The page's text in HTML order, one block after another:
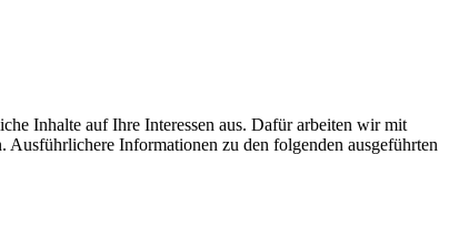
Inhalte auf Ihre Interessen aus. Dafür arbeiten wir mit
Ausführlichere Informationen zu den folgenden ausgeführten